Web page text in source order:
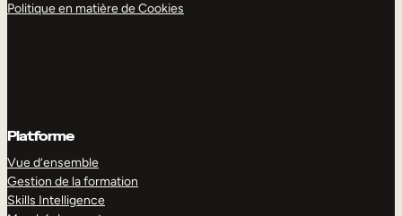
Politique en matière de Cookies
Platforme
Vue d’ensemble
Gestion de la formation
Skills Intelligence